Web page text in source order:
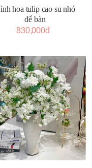
hoa tulip cao su nhỏ
để bàn
830,000đ